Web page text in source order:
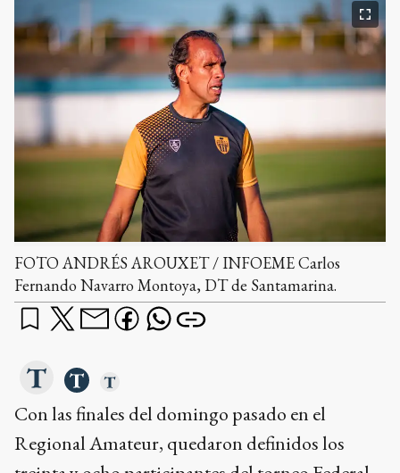
FOTO ANDRÉS AROUXET / INFOEME Carlos
Fernando Navarro Montoya, DT de Santamarina.
Con las finales del domingo pasado en el
Regional Amateur, quedaron definidos los